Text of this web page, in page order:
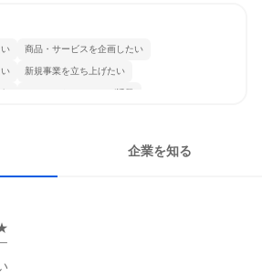
商品・サービスを企画したい
新規事業を立ち上げたい
コミュニケーションが活発
企業を知る